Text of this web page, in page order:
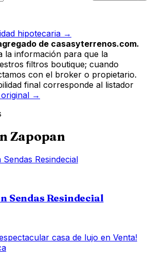
hipotecaria →
de casasyterrenos.com.
la información para que la
filtros boutique; cuando
con el broker o propietario.
final corresponde al listador
→
Zapopan
Sendas Resindecial